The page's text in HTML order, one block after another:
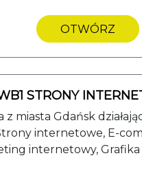
OTWÓRZ
STRONY
z miasta Gdańsk
internetowe, E-
internetowy,